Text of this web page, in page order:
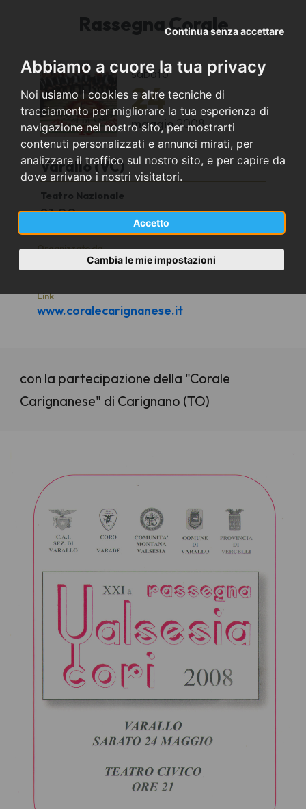
Abbiamo a cuore la tua privacy
Noi usiamo i cookies e altre tecniche di
tracciamento per migliorare la tua esperienza di
navigazione nel nostro sito, per mostrarti
contenuti personalizzati e annunci mirati, per
analizzare il traffico sul nostro sito, e per capire da
dove arrivano i nostri visitatori.
Accetto
Continua senza accettare
Cambia le mie impostazioni
Rassegna Corale
sabato
24
maggio2008
Varallo (VC)
Teatro Nazionale
21,00
Organizzato da
Coro Città di Carignano
Link
www.coralecarignanese.it
con la partecipazione della "Corale
Carignanese" di Carignano (TO)